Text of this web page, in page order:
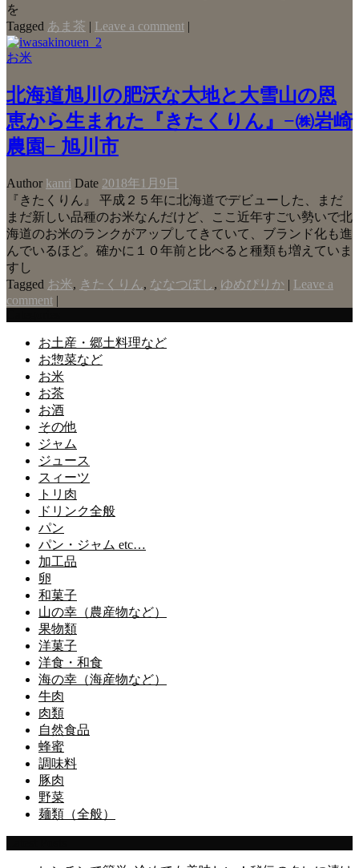
を
Tagged あま茶 | Leave a comment |
お米
北海道旭川の肥沃な大地と大雪山の恩
恵から生まれた『きたくりん』−㈱岩崎
農園− 旭川市
Author kanri Date 2018年1月9日
『きたくりん』 平成２５年に北海道でデビューした、まだ
まだ新しい品種のお米なんだけど、ここ近年すごい勢いで北
海道のお米のランクがアップしてきていて、ブランド化も進
んでいるほど。確かに１０年前と比べると種類も増えていま
すし
Tagged お米, きたくりん, ななつぼし , ゆめぴりか | Leave a
comment |
お土産・郷土料理など
お惣菜など
お米
お茶
お酒
その他
ジャム
ジュース
スィーツ
トリ肉
ドリンク全般
パン
パン・ジャム etc…
加工品
卵
和菓子
山の幸（農産物など）
果物類
洋菓子
洋食・和食
海の幸（海産物など）
牛肉
肉類
自然食品
蜂蜜
調味料
豚肉
野菜
麺類（全般）